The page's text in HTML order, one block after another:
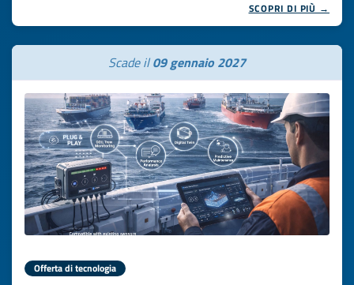
SCOPRI DI PIÙ →
Scade il09 gennaio 2027
Offerta di tecnologia